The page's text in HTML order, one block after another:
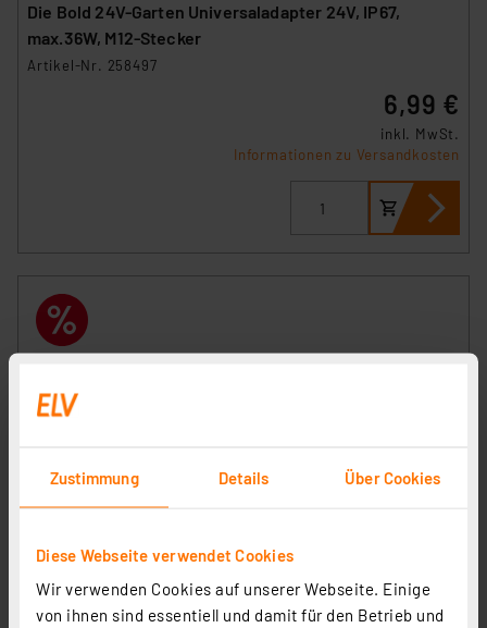
Zustimmung Details Über Cookies
Diese Webseite verwendet Cookies
Wir verwenden Cookies auf unserer Webseite. Einige
von ihnen sind essentiell und damit für den Betrieb und
Die Bold 24V-Garten Universaladapter 24V, IP67,
max.36W, M12-Stecker
Artikel-Nr. 258497
6,99 €
inkl. MwSt.
Informationen zu Versandkosten
3W, 30000, 2er Set
Artikel-Nr. 258504